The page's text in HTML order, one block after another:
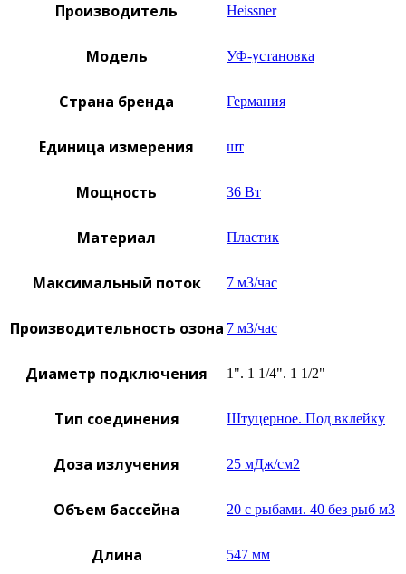
Производитель Heissner
Модель УФ-установка
Страна бренда Германия
Единица измерения шт
Мощность 36 Вт
Материал Пластик
Максимальный поток 7 м3/час
Производительность озона 7 м3/час
Диаметр подключения 1". 1 1/4". 1 1/2"
Тип соединения Штуцерное. Под вклейку
Доза излучения 25 мДж/см2
Объем бассейна 20 с рыбами. 40 без рыб м3
Длина 547 мм